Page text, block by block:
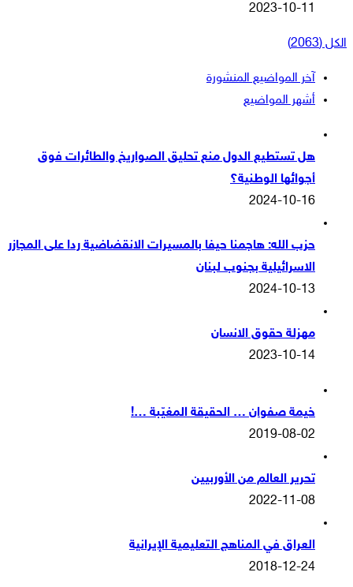
2023-10-11
الكل (2063)
آخر المواضيع المنشورة
أشهر المواضيع
هل تستطيع الدول منع تحليق الصواريخ والطائرات فوق
أجوائها الوطنية؟
2024-10-16
حزب الله: هاجمنا حيفا بالمسيرات الانقضاضية ردا على المجازر
الاسرائيلية بجنوب لبنان
2024-10-13
مهزلة حقوق الانسان
2023-10-14
خيمة صفوان … الحقيقة المغيّبة …!
2019-08-02
تحرير العالم من الأوربيين
2022-11-08
العراق في المناهج التعليمية الإيرانية
2018-12-24